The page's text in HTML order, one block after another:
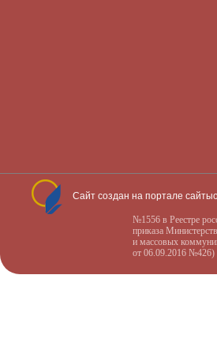
Сайт создан на портале
№1556 в Реестре
приказа
и массовых
от 06.09.2016 №426)